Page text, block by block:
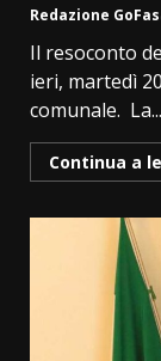
Redazione
Il resoconto
ieri, martedì
comunale. La...
Continua a